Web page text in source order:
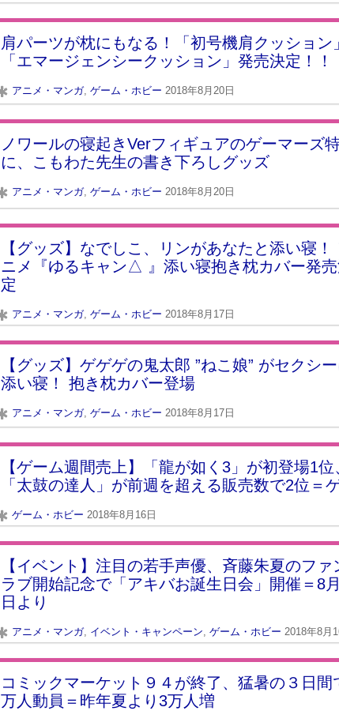
肩パーツが枕にもなる！「初号機肩クッション
「エマージェンシークッション」発売決定！！
アニメ・マンガ, ゲーム・ホビー 2018年8月20日
ノワールの寝起きVerフィギュアのゲーマーズ
に、こもわた先生の書き下ろしグッズ
アニメ・マンガ, ゲーム・ホビー 2018年8月20日
【グッズ】なでしこ、リンがあなたと添い寝！
ニメ『ゆるキャン△ 』添い寝抱き枕カバー発
定
アニメ・マンガ, ゲーム・ホビー 2018年8月17日
【グッズ】ゲゲゲの鬼太郎 ”ねこ娘” がセクシ
添い寝！ 抱き枕カバー登場
アニメ・マンガ, ゲーム・ホビー 2018年8月17日
【ゲーム週間売上】「龍が如く3」が初登場1位
「太鼓の達人」が前週を超える販売数で2位＝
ゲーム・ホビー 2018年8月16日
【イベント】注目の若手声優、斉藤朱夏のファ
ラブ開始記念で「アキバお誕生日会」開催＝8
日より
アニメ・マンガ, イベント・キャンペーン, ゲーム・ホビー 2018年8月
コミックマーケット９４が終了、猛暑の３日間
万人動員＝昨年夏より3万人増